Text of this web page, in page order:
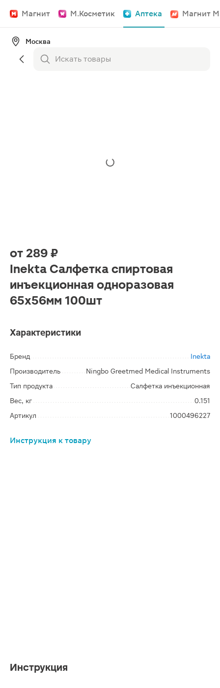
Магнит М.Косметик Аптека Магнит
Москва
от 289 ₽
Inekta Салфетка спиртовая
инъекционная одноразовая
65х56мм 100шт
Характеристики
Бренд
Inekta
Производитель
Ningbo Greetmed Medical Instruments
Тип продукта
Салфетка инъекционная
Вес, кг
0.151
Артикул
1000496227
Инструкция к товару
Инструкция